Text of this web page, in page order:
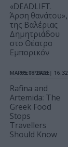
«DEADLIFT.
Άρση θανάτου»,
της Βαλέριας
Δημητριάδου
στο Θέατρο
Εμπορικόν
MARKET PLACE
05.08.2026 | 16.32
Rafina and
Artemida: The
Greek Food
Stops
Travellers
Should Know